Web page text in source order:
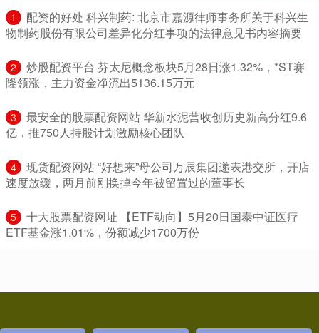
1
​配资的好处 科兴制药: 北京市嘉源律师事务所关于科兴生
物制药股份有限公司差异化分红事项的法律意见书内容摘要
2
​炒股配资平台 芬太尼概念板块5月28日涨1.32%，*ST赛
隆领涨，主力资金净流出5136.15万元
3
​最安全的股票配资网站 华新水泥营收创历史新高分红9.6
亿，推750人持股计划激励核心团队
4
​现货配资网站 “好想来”母公司万辰集团递表港交所，开店
速度放缓，两月前刚换掉今年被留置过的董事长
5
​十大股票配资网址 【ETF动向】5月20日国泰中证医疗
ETF基金涨1.01%，份额减少1700万份